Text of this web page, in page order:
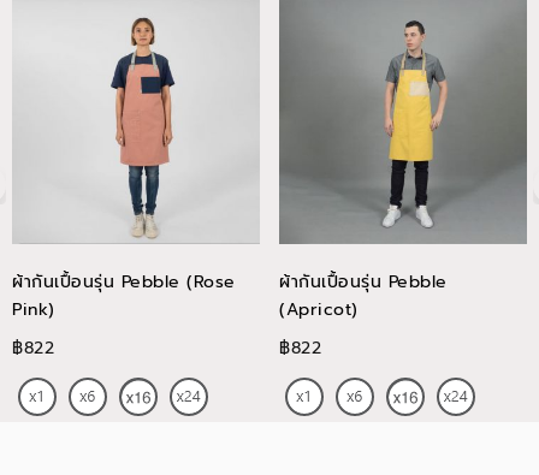
ผ้ากันเปื้อนรุ่น Pebble (Rose
Pink)
฿822
ผ้ากันเปื้อนรุ่น Pebble
(Apricot)
฿822